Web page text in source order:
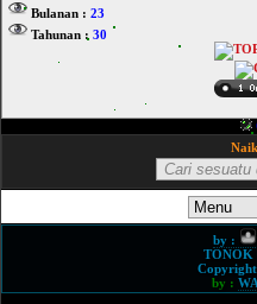
Bulanan : 23
Tahunan : 30
by :
TONOK
by :